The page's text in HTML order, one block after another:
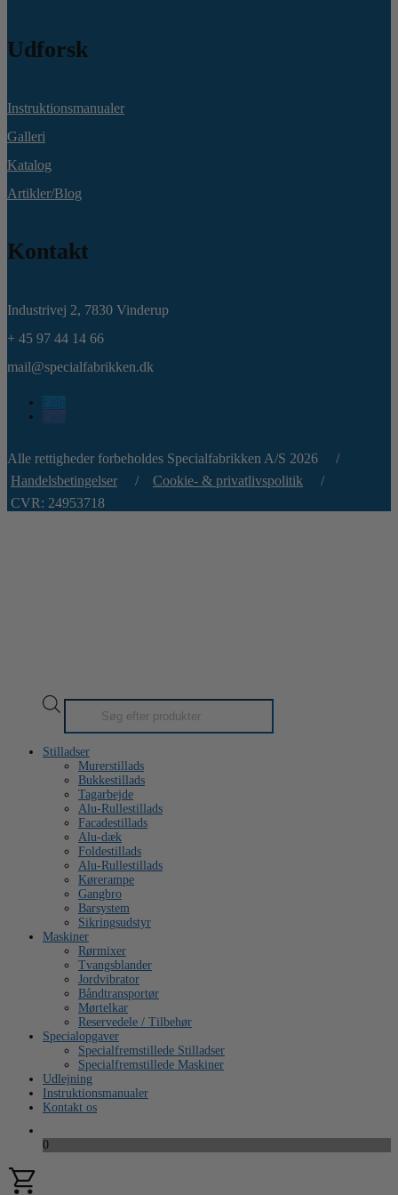
Udforsk
Instruktionsmanualer
Galleri
Katalog
Artikler/Blog
Kontakt
Industrivej 2, 7830 Vinderup
+ 45 97 44 14 66
mail@specialfabrikken.dk
Følg
Alle rettigheder forbeholdes Specialfabrikken A/S 2026 /
Handelsbetingelser / Cookie- & privatlivspolitik /
CVR: 24953718
Products
Stilladser
Murerstillads
Bukkestillads
Tagarbejde
Alu-Rullestillads
Facadestillads
Alu-dæk
Foldestillads
Alu-Rullestillads
Kørerampe
Gangbro
Barsystem
Sikringsudstyr
Maskiner
Rørmixer
Tvangsblander
Jordvibrator
Båndtransportør
Mørtelkar
Reservedele / Tilbehør
Specialopgaver
Specialfremstillede Stilladser
Specialfremstillede Maskiner
Udlejning
Instruktionsmanualer
Kontakt os
0